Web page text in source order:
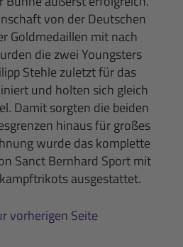
von der Deutschen
Goldmedaillen mit nach
die zwei Youngsters
Stehle zuletzt für das
und holten sich gleich
Damit sorgten die beiden
hinaus für großes
wurde das komplette
Sanct Bernhard Sport mit
ausgestattet.
vorherigen Seite